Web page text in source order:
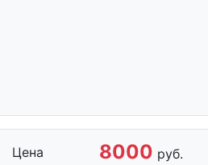
Цена 8000 руб.